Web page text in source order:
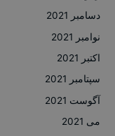
دسامبر 2021
نوامبر 2021
اکتبر 2021
سپتامبر 2021
آگوست 2021
می 2021